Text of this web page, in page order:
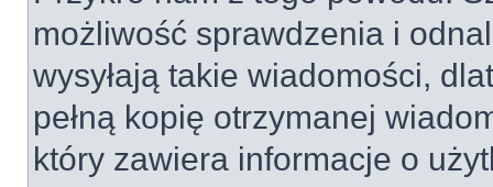
możliwość sprawdzenia i
wysyłają takie wiadomości,
pełną kopię otrzymanej
który zawiera informacje o